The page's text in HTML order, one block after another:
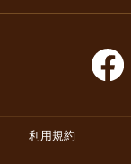
利用規約